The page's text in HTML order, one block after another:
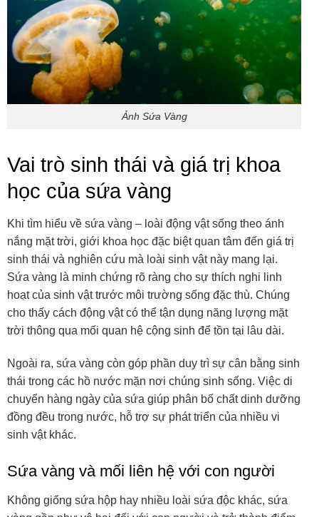
Ảnh Sứa Vàng
Vai trò sinh thái và giá trị khoa
học của sứa vàng
Khi tìm hiểu về sứa vàng – loài động vật sống theo ánh
nắng mặt trời, giới khoa học đặc biệt quan tâm đến giá trị
sinh thái và nghiên cứu mà loài sinh vật này mang lại.
Sứa vàng là minh chứng rõ ràng cho sự thích nghi linh
hoạt của sinh vật trước môi trường sống đặc thù. Chúng
cho thấy cách động vật có thể tận dụng năng lượng mặt
trời thông qua mối quan hệ cộng sinh để tồn tại lâu dài.
Ngoài ra, sứa vàng còn góp phần duy trì sự cân bằng sinh
thái trong các hồ nước mặn nơi chúng sinh sống. Việc di
chuyển hàng ngày của sứa giúp phân bố chất dinh dưỡng
đồng đều trong nước, hỗ trợ sự phát triển của nhiều vi
sinh vật khác.
Sứa vàng và mối liên hệ với con người
Không giống sứa hộp hay nhiều loài sứa độc khác, sứa